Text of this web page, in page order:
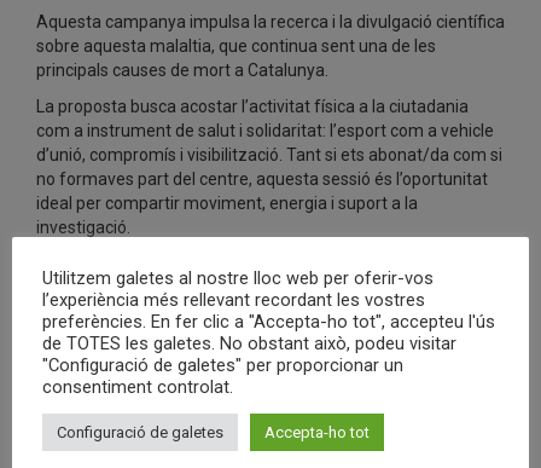
Aquesta campanya impulsa la recerca i la divulgació científica
sobre aquesta malaltia, que continua sent una de les
principals causes de mort a Catalunya.
La proposta busca acostar l’activitat física a la ciutadania
com a instrument de salut i solidaritat: l’esport com a vehicle
d’unió, compromís i visibilització. Tant si ets abonat/da com si
no formaves part del centre, aquesta sessió és l’oportunitat
ideal per compartir moviment, energia i suport a la
investigació.
societat.
No t’ho perdis!
Utilitzem galetes al nostre lloc web per oferir-vos
l’experiència més rellevant recordant les vostres
preferències. En fer clic a "Accepta-ho tot", accepteu l'ús
de TOTES les galetes. No obstant això, podeu visitar
"Configuració de galetes" per proporcionar un
consentiment controlat.
Configuració de galetes Accepta-ho tot